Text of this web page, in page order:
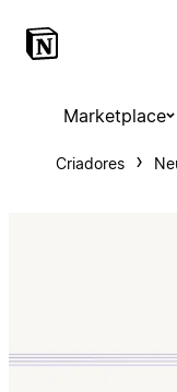
Marketplace
Criadores